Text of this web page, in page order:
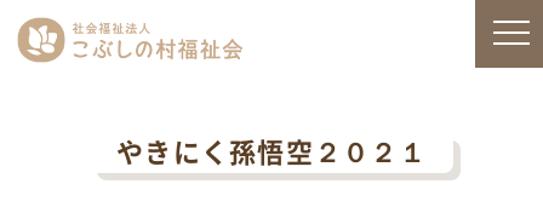
やきにく孫悟空２０２１